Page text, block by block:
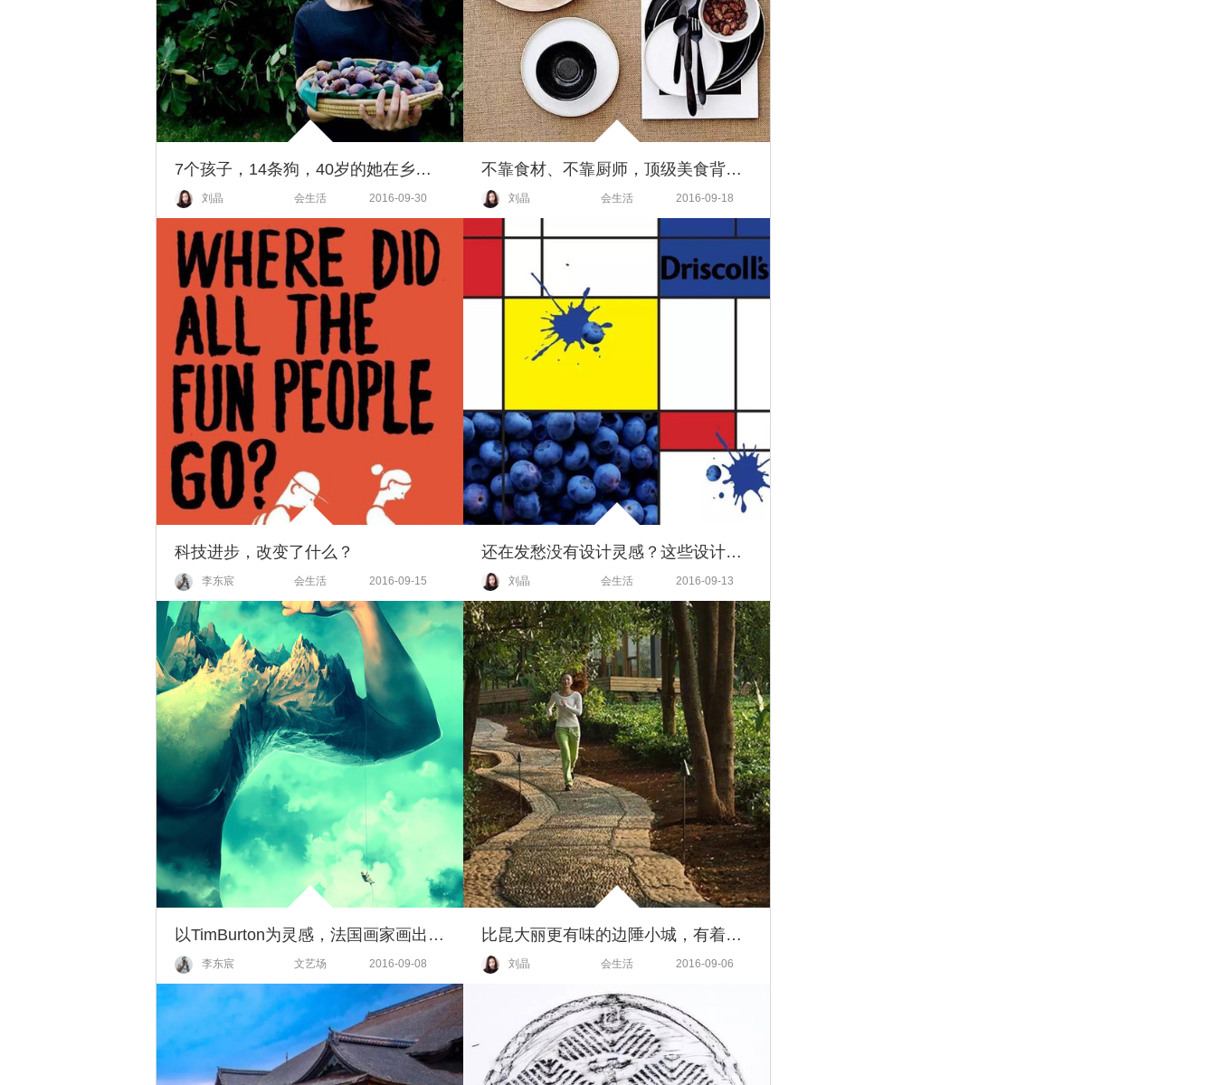
7个孩子，14条狗，40岁的她在乡间活成了少女
刘晶 会生活 2016-09-30
不靠食材、不靠厨师，顶级美食背后的精髓竟然是它！
刘晶 会生活 2016-09-18
科技进步，改变了什么？
李东宸 会生活 2016-09-15
还在发愁没有设计灵感？这些设计告诉你灵感来源于......
刘晶 会生活 2016-09-13
以TimBurton为灵感，法国画家画出震撼人心的奇幻爱情大作
李东宸 文艺场 2016-09-08
比昆大丽更有味的边陲小城，有着云南最令人向往的山居生活，年底即将开通直飞航班
刘晶 会生活 2016-09-06